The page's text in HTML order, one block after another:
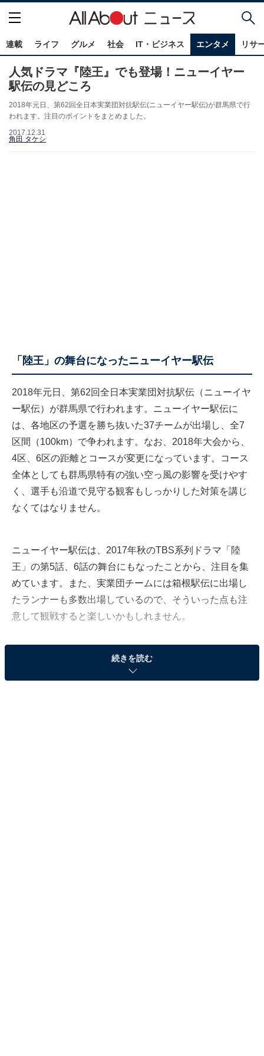
連載 ライフ グルメ 社会 IT・ビジネス エンタメ リサ
人気ドラマ『陸王』でも登場！ニューイヤー
駅伝の見どころ
2018年元日、第62回全日本実業団対抗駅伝(ニューイヤー駅伝)が群馬県で行
われます。注目のポイントをまとめました。
2017.12.31
角田 タケシ
「陸王」の舞台になったニューイヤー駅伝
2018年元日、第62回全日本実業団対抗駅伝（ニューイヤ
ー駅伝）が群馬県で行われます。ニューイヤー駅伝に
は、各地区の予選を勝ち抜いた37チームが出場し、全7
区間（100km）で争われます。なお、2018年大会から、
4区、6区の距離とコースが変更になっています。コース
全体としても群馬県特有の強い空っ風の影響を受けやす
く、選手も沿道で見守る観客もしっかりした対策を講じ
なくてはなりません。
ニューイヤー駅伝は、2017年秋のTBS系列ドラマ「陸
王」の第5話、6話の舞台にもなったことから、注目を集
めています。また、実業団チームには箱根駅伝に出場し
たランナーも多数出場しているので、そういった点も注
意して観戦すると楽しいかもしれません。
続きを読む